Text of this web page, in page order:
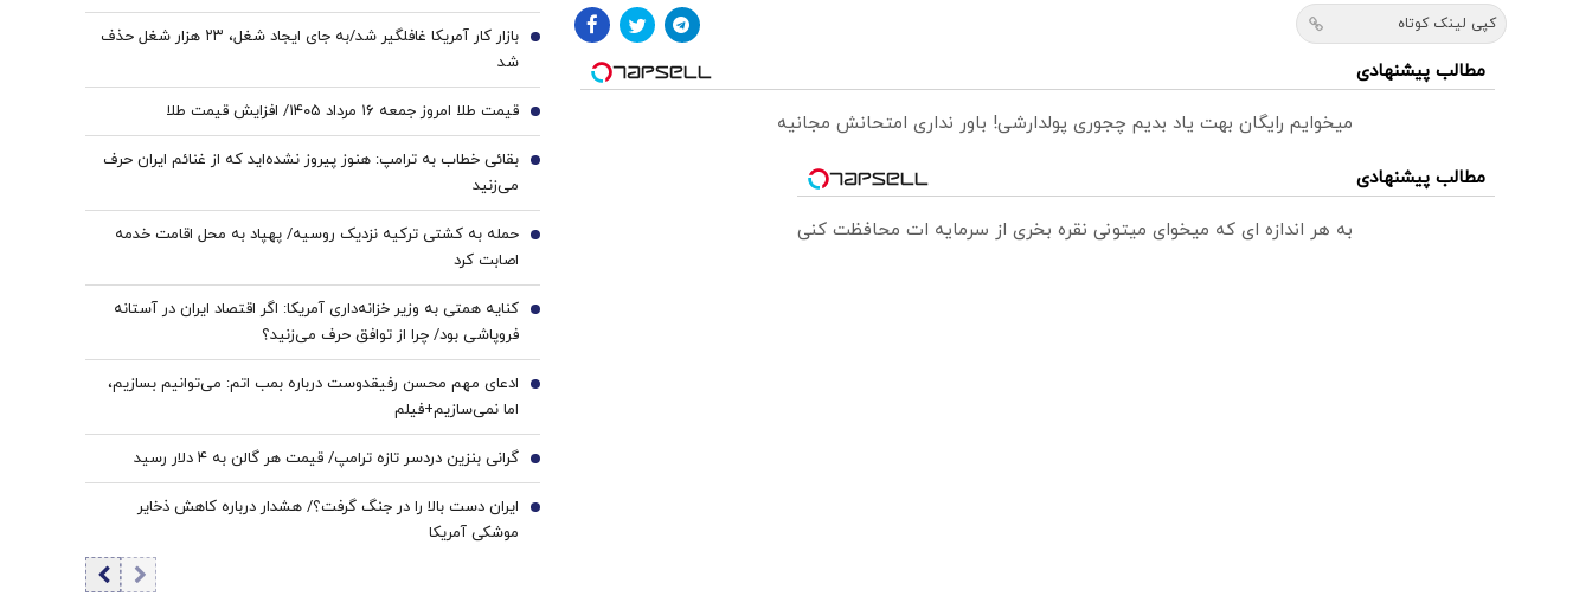
کپی لینک کوتاه
مطالب پیشنهادی
میخوایم رایگان بهت یاد بدیم چجوری پولدارشی! باور نداری امتحانش مجانیه
مطالب پیشنهادی
به هر اندازه ای که میخوای میتونی نقره بخری از سرمایه ات محافظت کنی
بازار کار آمریکا غافلگیر شد/به جای ایجاد شغل، ۲۳ هزار شغل حذف
شد
3
قیمت طلا امروز جمعه ۱۶ مرداد ۱۴۰۵/ افزایش قیمت طلا 4
بقائی خطاب به ترامپ: هنوز پیروز نشده‌اید که از غنائم ایران حرف
می‌زنید
5
حمله به کشتی ترکیه نزدیک روسیه/ پهپاد به محل اقامت خدمه
اصابت کرد
6
کنایه همتی به وزیر خزانه‌داری آمریکا: اگر اقتصاد ایران در آستانه
فروپاشی بود/ چرا از توافق حرف می‌زنید؟
7
ادعای مهم محسن رفیقدوست درباره بمب اتم: می‌توانیم بسازیم،
اما نمی‌سازیم+فیلم
8
گرانی بنزین دردسر تازه ترامپ/ قیمت هر گالن به ۴ دلار رسید 9
ایران دست بالا را در جنگ گرفت؟/ هشدار درباره کاهش ذخایر
موشکی آمریکا
10